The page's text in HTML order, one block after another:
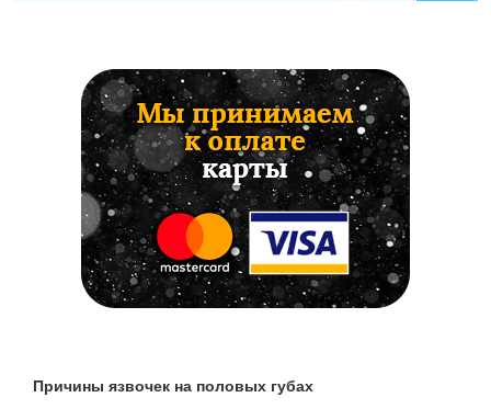
Причины язвочек на половых губах